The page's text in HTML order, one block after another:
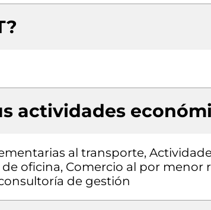
actividades
al transporte,
oficina, Comercio al por menor
de gestión